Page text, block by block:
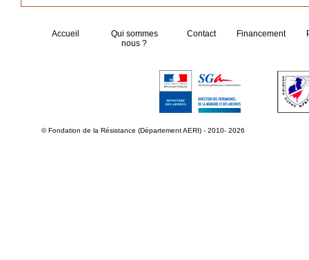
Accueil
Qui sommes
nous ?
Contact Financement
© Fondation de la Résistance (Département AERI) - 2010- 2026